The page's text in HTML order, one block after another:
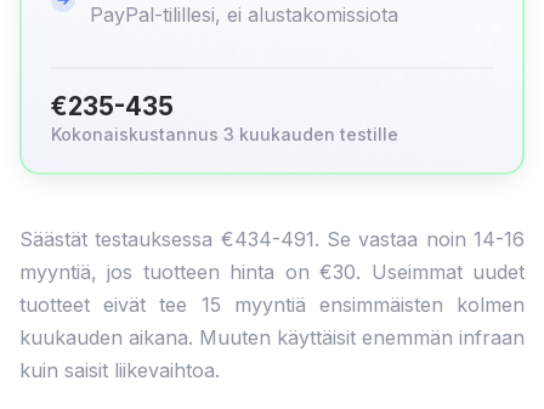
PayPal-tilillesi, ei alustakomissiota
€235-435
Kokonaiskustannus 3 kuukauden testille
Säästät testauksessa €434-491. Se vastaa noin 14-16
myyntiä, jos tuotteen hinta on €30. Useimmat uudet
tuotteet eivät tee 15 myyntiä ensimmäisten kolmen
kuukauden aikana. Muuten käyttäisit enemmän infraan
kuin saisit liikevaihtoa.